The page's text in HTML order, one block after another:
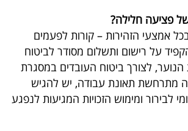
פציעה חלילה?
אמצעי הזהירות – קורות לפעמים
על רישום ותשלום מסודר לביטוח
הנוער, לצורך ביטוח העובדים במסגרת
מתרחשת תאונת עבודה, יש להגיש
לבירור ומימוש הזכויות המגיעות לנפגע